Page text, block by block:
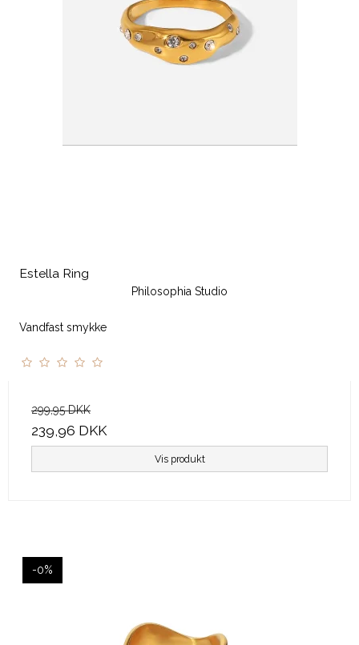
Estella Ring
Philosophia Studio
Vandfast smykke
299,95 DKK
239,96 DKK
Vis produkt
-0%